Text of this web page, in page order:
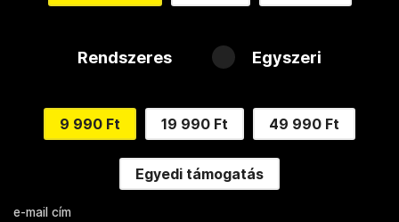
Rendszeres Egyszeri
9 990 Ft 19 990 Ft 49 990 Ft
Egyedi támogatás
e-mail cím